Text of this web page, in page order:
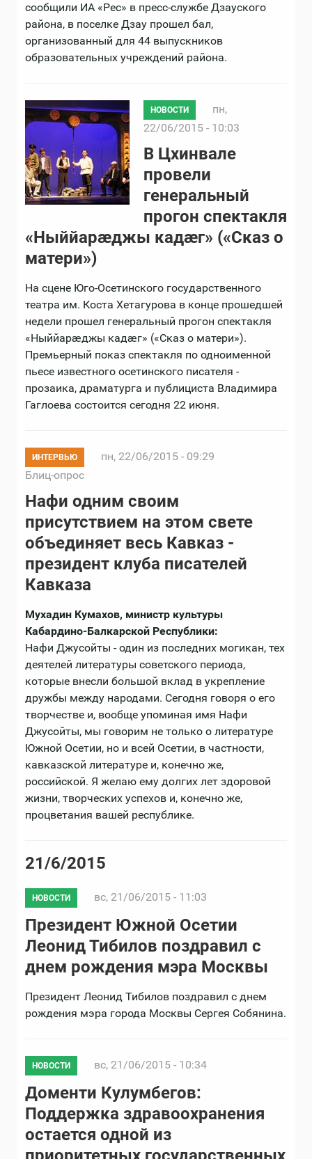
сообщили ИА «Рес» в пресс-службе Дзауского
района, в поселке Дзау прошел бал,
организованный для 44 выпускников
образовательных учреждений района.
НОВОСТИ
пн,
22/06/2015 - 10:03
В Цхинвале
провели
генеральный
прогон спектакля
«Ныййарæджы кадæг» («Сказ о
матери»)
На сцене Юго-Осетинского государственного
театра им. Коста Хетагурова в конце прошедшей
недели прошел генеральный прогон спектакля
«Ныййарæджы кадæг» («Сказ о матери»).
Премьерный показ спектакля по одноименной
пьесе известного осетинского писателя -
прозаика, драматурга и публициста Владимира
Гаглоева состоится сегодня 22 июня.
ИНТЕРВЬЮ
пн, 22/06/2015 - 09:29
Блиц-опрос
Нафи одним своим
присутствием на этом свете
объединяет весь Кавказ -
президент клуба писателей
Кавказа
Мухадин Кумахов, министр культуры
Кабардино-Балкарской Республики:
Нафи Джусойты - один из последних могикан, тех
деятелей литературы советского периода,
которые внесли большой вклад в укрепление
дружбы между народами. Сегодня говоря о его
творчестве и, вообще упоминая имя Нафи
Джусойты, мы говорим не только о литературе
Южной Осетии, но и всей Осетии, в частности,
кавказской литературе и, конечно же,
российской. Я желаю ему долгих лет здоровой
жизни, творческих успехов и, конечно же,
процветания вашей республике.
21/6/2015
НОВОСТИ вс, 21/06/2015 - 11:03
Президент Южной Осетии
Леонид Тибилов поздравил с
днем рождения мэра Москвы
Президент Леонид Тибилов поздравил с днем
рождения мэра города Москвы Сергея Собянина.
НОВОСТИ вс, 21/06/2015 - 10:34
Доменти Кулумбегов:
Поддержка здравоохранения
остается одной из